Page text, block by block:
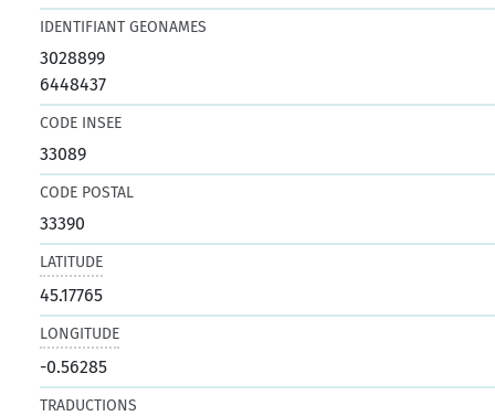
IDENTIFIANT GEONAMES
3028899
6448437
CODE INSEE
33089
CODE POSTAL
33390
LATITUDE
45.17765
LONGITUDE
-0.56285
TRADUCTIONS